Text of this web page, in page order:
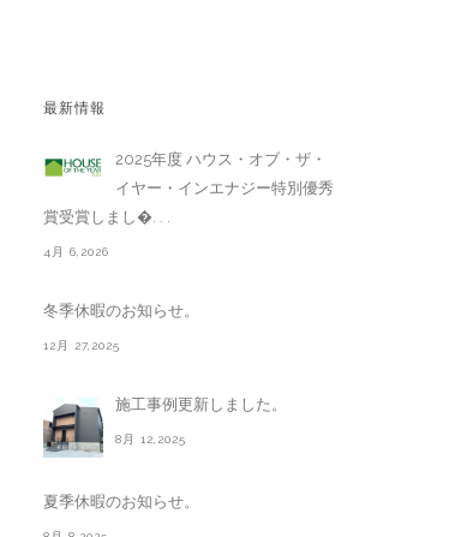
最新情報
2025年度 ハウス・オブ・ザ・
イヤー・インエナジー特別優秀
賞受賞しまし�. . .
4月 6,2026
冬季休暇のお知らせ。
12月 27,2025
施工事例更新しました。
8月 12,2025
夏季休暇のお知らせ。